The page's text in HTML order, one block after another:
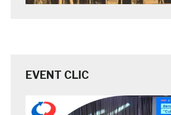
EVENT CLIC